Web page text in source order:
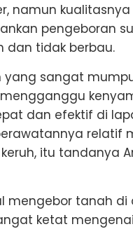
namun
pengeboran
dan tidak berbau.
sangat
dan efektif di
relatif
itu tandanya
mengebor tanah di
ketat